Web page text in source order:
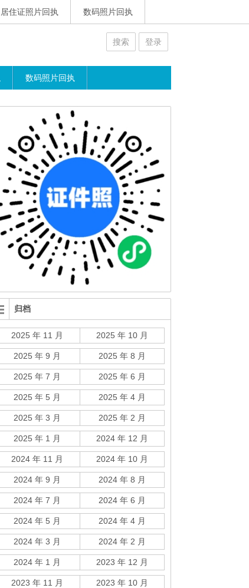
居住证照片回执 数码照片回执
搜索 登录
数码照片回执
归档
2025 年 11 月 2025 年 10 月
2025 年 9 月 2025 年 8 月
2025 年 7 月 2025 年 6 月
2025 年 5 月 2025 年 4 月
2025 年 3 月 2025 年 2 月
2025 年 1 月 2024 年 12 月
2024 年 11 月 2024 年 10 月
2024 年 9 月 2024 年 8 月
2024 年 7 月 2024 年 6 月
2024 年 5 月 2024 年 4 月
2024 年 3 月 2024 年 2 月
2024 年 1 月 2023 年 12 月
2023 年 11 月 2023 年 10 月